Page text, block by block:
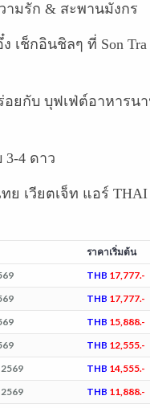
มรัก & สะพานมังกร
เช็กอินชิลๆ ที่ Son Tra
อยกับ บุฟเฟ่ต์อาหารน
4 ดาว
ย เวียตเจ็ท แอร์ THAI
ราคาเริ่มต้น
THB 17,777.-
THB 17,777.-
THB 15,888.-
THB 12,555.-
THB 14,555.-
THB 11,888.-